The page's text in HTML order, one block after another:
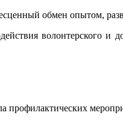
обмен опытом,
волонтерского
профилактических